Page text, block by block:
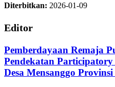
Diterbitkan: 2026-01-09
Editor
Pemberdayaan Remaja
Pendekatan
Desa Mensanggo